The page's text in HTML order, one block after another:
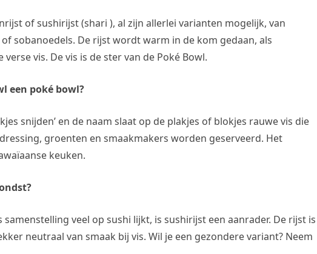
of sushirijst (shari ), al zijn allerlei varianten mogelijk, van
sobanoedels. De rijst wordt warm in de kom gedaan, als
vis. De vis is de ster van de Poké Bowl.
een poké bowl?
snijden’ en de naam slaat op de plakjes of blokjes rauwe vis die
groenten en smaakmakers worden geserveerd. Het
keuken.
samenstelling veel op sushi lijkt, is sushirijst een aanrader. De rijst is
neutraal van smaak bij vis. Wil je een gezondere variant? Neem